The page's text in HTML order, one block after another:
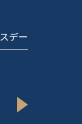
デー